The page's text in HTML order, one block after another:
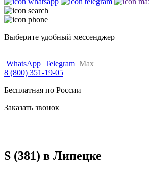
Выберите удобный мессенджер
WhatsApp Telegram Max
8 (800) 351-19-05
Бесплатная по России
Заказать звонок
S (381) в Липецке